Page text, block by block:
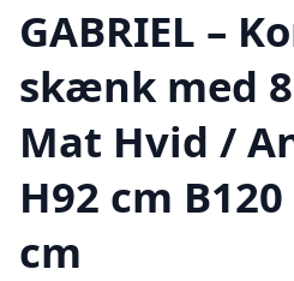
GABRIEL –
skænk med
Mat Hvid /
H92 cm
cm